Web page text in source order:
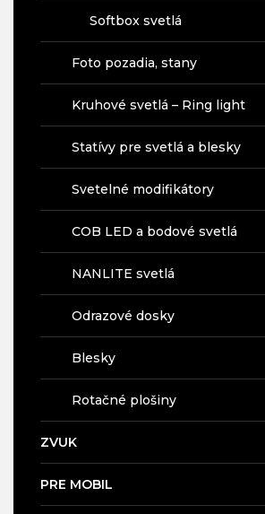
Softbox svetlá
Foto pozadia, stany
Kruhové svetlá – Ring light
Statívy pre svetlá a blesky
Svetelné modifikátory
COB LED a bodové svetlá
NANLITE svetlá
Odrazové dosky
Blesky
Rotačné plošiny
ZVUK
PRE MOBIL